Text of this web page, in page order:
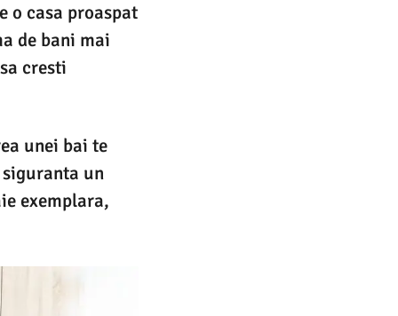
o casa proaspat
de bani mai
cresti
unei bai te
un
exemplara,